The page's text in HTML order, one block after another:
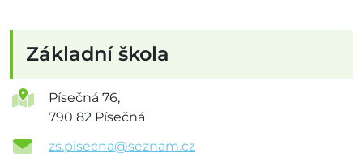
Základní škola
Písečná 76,
790 82 Písečná
zs.pisecna@seznam.cz